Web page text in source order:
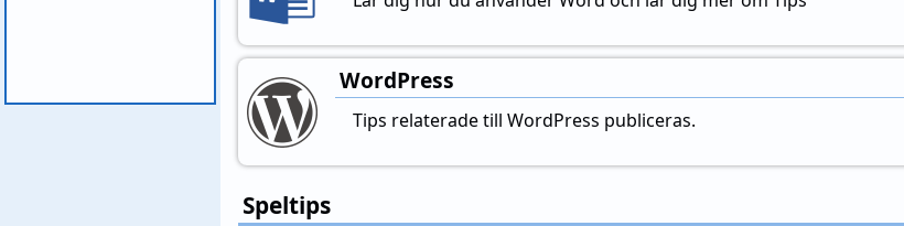
WordPress
Tips relaterade till WordPress publiceras.
Speltips